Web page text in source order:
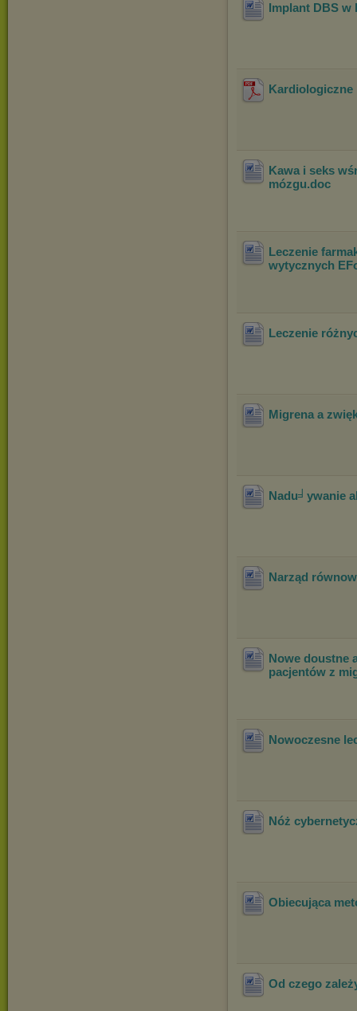
Implant DBS
Kardiologiczne
Kawa i seks
mózgu.doc
Leczenie
wytycznych
Leczenie
Migrena a
Nadu╛ywanie
Narząd
Nowe doustne
pacjentów z
Nowoczesne
Nóż
Obiecująca
Od czego